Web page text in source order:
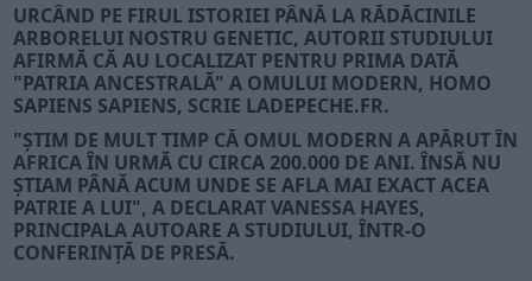
URCÂND PE FIRUL ISTORIEI PÂNĂ LA RĂDĂCINILE
ARBORELUI NOSTRU GENETIC, AUTORII STUDIULUI
AFIRMĂ CĂ AU LOCALIZAT PENTRU PRIMA DATĂ
"PATRIA ANCESTRALĂ" A OMULUI MODERN, HOMO
SAPIENS SAPIENS, SCRIE LADEPECHE.FR.
"ŞTIM DE MULT TIMP CĂ OMUL MODERN A APĂRUT ÎN
AFRICA ÎN URMĂ CU CIRCA 200.000 DE ANI. ÎNSĂ NU
ŞTIAM PÂNĂ ACUM UNDE SE AFLA MAI EXACT ACEA
PATRIE A LUI", A DECLARAT VANESSA HAYES,
PRINCIPALA AUTOARE A STUDIULUI, ÎNTR-O
CONFERINŢĂ DE PRESĂ.